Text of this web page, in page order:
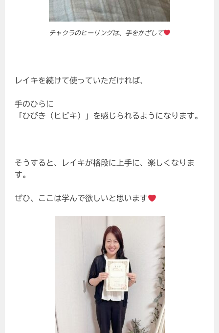
チャクラのヒーリングは、手をかざして
レイキを続けて使っていただければ、
手のひらに
「ひびき（ヒビキ）」を感じられるようになります。
そうすると、レイキが格段に上手に、楽しくなりま
す。
ぜひ、ここは学んで欲しいと思います